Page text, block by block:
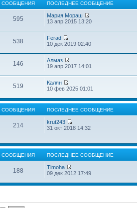
СООБЩЕНИЯ ПОСЛЕДНЕЕ СООБЩЕНИЕ
595
Мария Мораш
13 апр 2015 13:20
538
Ferad
10 дек 2019 02:40
146
Алмаз
19 апр 2017 14:01
519
Калян
10 фев 2025 01:01
СООБЩЕНИЯ ПОСЛЕДНЕЕ СООБЩЕНИЕ
214
krut243
31 окт 2018 14:32
СООБЩЕНИЯ ПОСЛЕДНЕЕ СООБЩЕНИЕ
188
Timoha
09 дек 2012 17:49